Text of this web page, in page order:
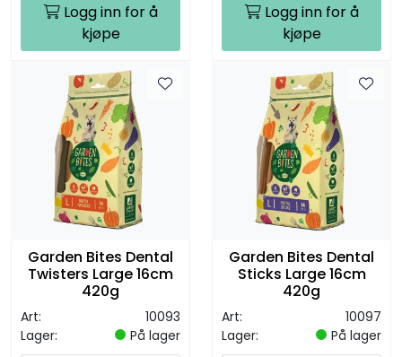
Logg inn for å
kjøpe
Logg inn for å
kjøpe
Garden Bites Dental
Twisters Large 16cm
420g
Art:
10093
Lager:
På lager
Garden Bites Dental
Sticks Large 16cm
420g
Art:
10097
Lager:
På lager